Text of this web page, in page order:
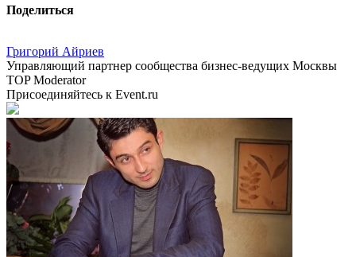
Поделиться
Григорий Айриев
Управляющий партнер сообщества бизнес-ведущих Москвы
TOP Moderator
Присоединяйтесь к Event.ru